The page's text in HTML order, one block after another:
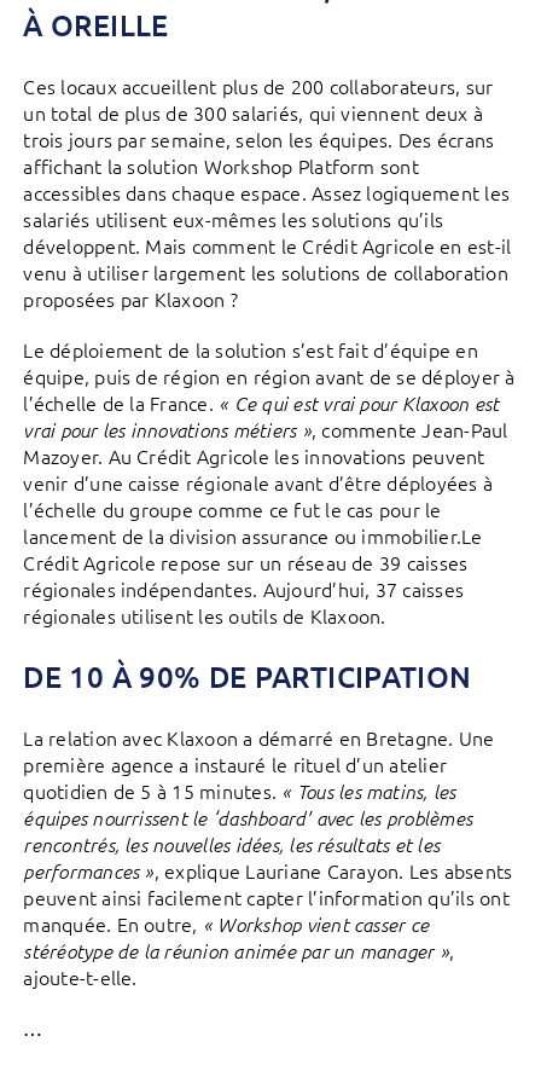
À OREILLE
Ces locaux accueillent plus de 200 collaborateurs, sur
un total de plus de 300 salariés, qui viennent deux à
trois jours par semaine, selon les équipes. Des écrans
affichant la solution Workshop Platform sont
accessibles dans chaque espace. Assez logiquement les
salariés utilisent eux-mêmes les solutions qu’ils
développent. Mais comment le Crédit Agricole en est-il
venu à utiliser largement les solutions de collaboration
proposées par Klaxoon ?
Le déploiement de la solution s’est fait d’équipe en
équipe, puis de région en région avant de se déployer à
l’échelle de la France. « Ce qui est vrai pour Klaxoon est
vrai pour les innovations métiers », commente Jean-Paul
Mazoyer. Au Crédit Agricole les innovations peuvent
venir d’une caisse régionale avant d’être déployées à
l’échelle du groupe comme ce fut le cas pour le
lancement de la division assurance ou immobilier.Le
Crédit Agricole repose sur un réseau de 39 caisses
régionales indépendantes. Aujourd’hui, 37 caisses
régionales utilisent les outils de Klaxoon.
DE 10 À 90% DE PARTICIPATION
La relation avec Klaxoon a démarré en Bretagne. Une
première agence a instauré le rituel d’un atelier
quotidien de 5 à 15 minutes. « Tous les matins, les
équipes nourrissent le ‘dashboard’ avec les problèmes
rencontrés, les nouvelles idées, les résultats et les
performances », explique Lauriane Carayon. Les absents
peuvent ainsi facilement capter l’information qu’ils ont
manquée. En outre, « Workshop vient casser ce
stéréotype de la réunion animée par un manager »,
ajoute-t-elle.
…